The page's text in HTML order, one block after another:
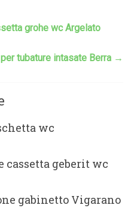
grohe wc Argelato
tubature intasate Berra →
wc
geberit wc
gabinetto Vigarano